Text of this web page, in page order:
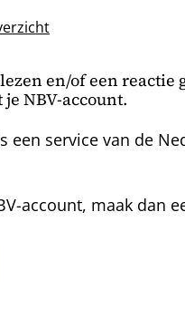
en/of een reactie
NBV-account.
een service van de
account, maak dan